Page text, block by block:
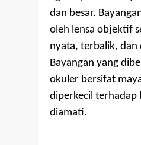
dan besar.
oleh lensa objektif
nyata, terbalik, dan
Bayangan yang
okuler bersifat
diperkecil terhadap
diamati.